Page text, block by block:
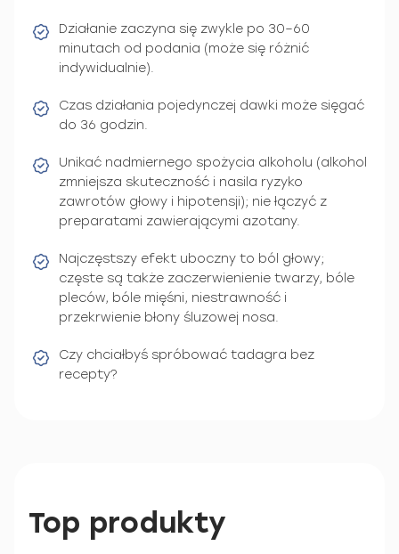
Działanie zaczyna się zwykle po 30–60
minutach od podania (może się różnić
indywidualnie).
Czas działania pojedynczej dawki może sięgać
do 36 godzin.
Unikać nadmiernego spożycia alkoholu (alkohol
zmniejsza skuteczność i nasila ryzyko
zawrotów głowy i hipotensji); nie łączyć z
preparatami zawierającymi azotany.
Najczęstszy efekt uboczny to ból głowy;
częste są także zaczerwienienie twarzy, bóle
pleców, bóle mięśni, niestrawność i
przekrwienie błony śluzowej nosa.
Czy chciałbyś spróbować tadagra bez
recepty?
Top produkty